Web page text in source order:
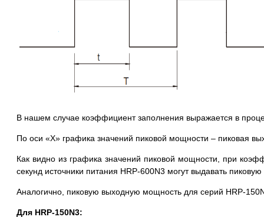
В нашем случае коэффициент заполнения выражается в
По оси «X» графика значений пиковой мощности – пиковая
Как видно из графика значений пиковой мощности, при
секунд источники питания HRP-600N3 могут выдавать
Аналогично, пиковую выходную мощность для серий HRP-
Для HRP-150N3: